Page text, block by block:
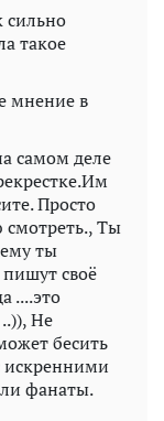
сильно
такое
мнение в
самом деле
Просто
смотреть., Ты
ты
своё
....это
Не
бесить
искренними
фанаты.